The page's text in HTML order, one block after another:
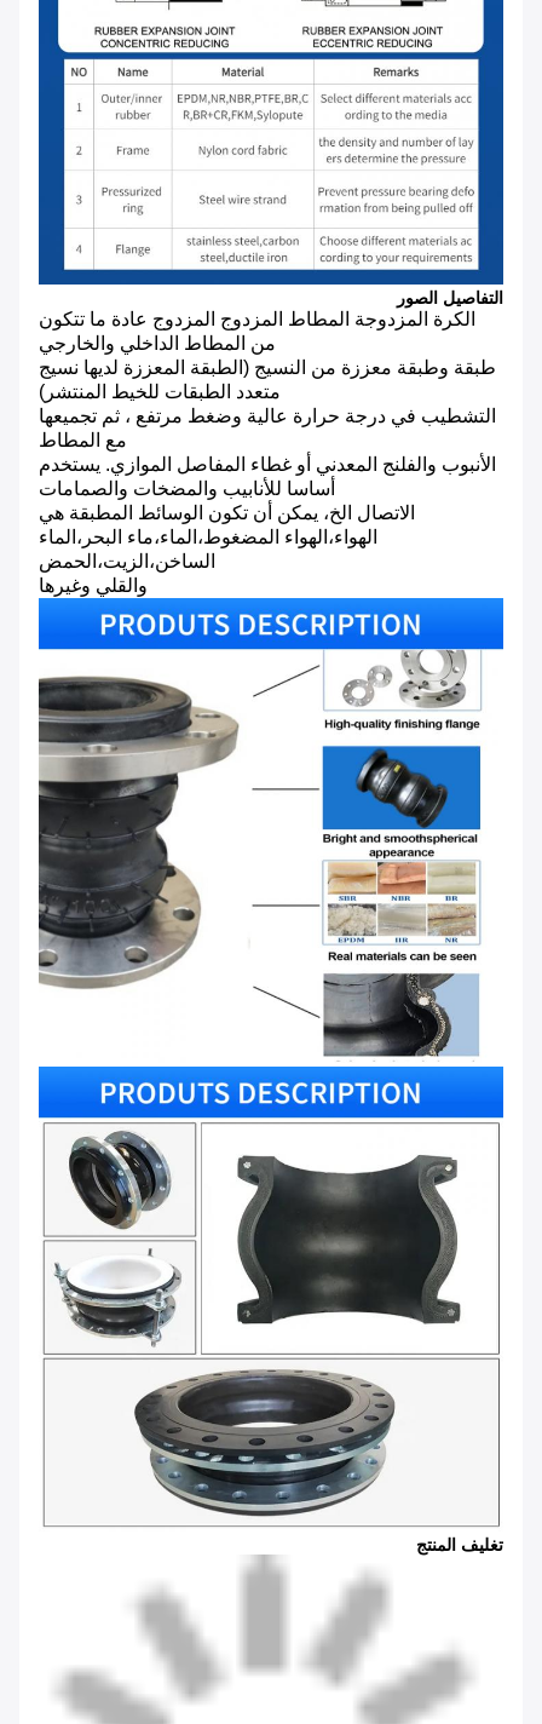
التفاصيل الصور
الكرة المزدوجة المطاط المزدوج المزدوج عادة ما تتكون
من المطاط الداخلي والخارجي
طبقة وطبقة معززة من النسيج (الطبقة المعززة لديها نسيج
متعدد الطبقات للخيط المنتشر)
التشطيب في درجة حرارة عالية وضغط مرتفع ، ثم تجميعها
مع المطاط
الأنبوب والفلنج المعدني أو غطاء المفاصل الموازي. يستخدم
أساسا للأنابيب والمضخات والصمامات
الاتصال الخ، يمكن أن تكون الوسائط المطبقة هي
الهواء،الهواء المضغوط،الماء،ماء البحر،الماء
الساخن،الزيت،الحمض
والقلي وغيرها
تغليف المنتج